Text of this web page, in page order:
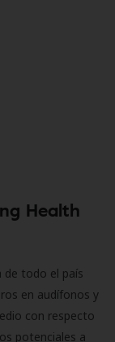
Health
de todo el país
en audífonos y
con respecto
potenciales a